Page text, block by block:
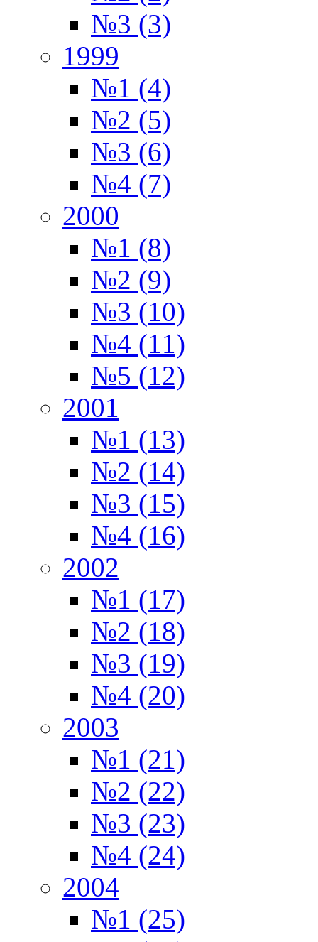
№3 (3)
1999
№1 (4)
№2 (5)
№3 (6)
№4 (7)
2000
№1 (8)
№2 (9)
№3 (10)
№4 (11)
№5 (12)
2001
№1 (13)
№2 (14)
№3 (15)
№4 (16)
2002
№1 (17)
№2 (18)
№3 (19)
№4 (20)
2003
№1 (21)
№2 (22)
№3 (23)
№4 (24)
2004
№1 (25)